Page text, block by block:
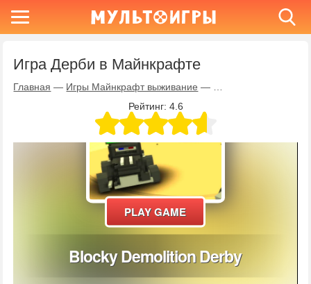
Игра Дерби в Майнкрафте
Главная — Игры Майнкрафт выживание —
Рейтинг: 4.6